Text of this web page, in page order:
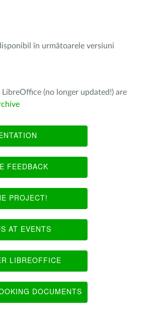
în următoarele versiuni
(no longer updated!) are
FEEDBACK
PROJECT!
AT EVENTS
LIBREOFFICE
DOCUMENTS